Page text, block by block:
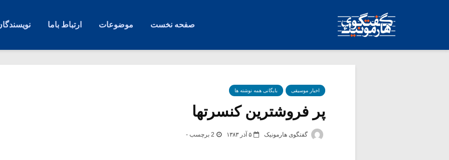
صفحه نخست موضوعات ارتباط باما
اخبار موسیقی بایگانی همه نوشته ها
پر فروشترین کنسرتها
گفتگوی هارمونیک ۵ آذر ۱۳۸۳ 2 برچسب -